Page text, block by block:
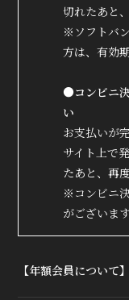
切れたあと
※ソフトバ
方は、有効
●コンビニ
い
お支払いが
サイト上で
たあと、再
※コンビニ
がございま
【年額会員について